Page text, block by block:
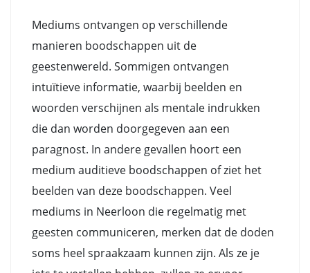
Mediums ontvangen op verschillende
manieren boodschappen uit de
geestenwereld. Sommigen ontvangen
intuïtieve informatie, waarbij beelden en
woorden verschijnen als mentale indrukken
die dan worden doorgegeven aan een
paragnost. In andere gevallen hoort een
medium auditieve boodschappen of ziet het
beelden van deze boodschappen. Veel
mediums in Neerloon die regelmatig met
geesten communiceren, merken dat de doden
soms heel spraakzaam kunnen zijn. Als ze je